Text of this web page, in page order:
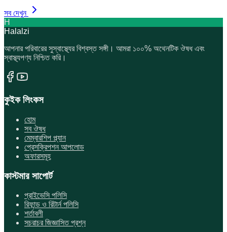
সব দেখুন
H
Halalzi
আপনার পরিবারের সুস্বাস্থ্যের বিশ্বস্ত সঙ্গী। আমরা ১০০% অথেনটিক ঔষধ এবং
স্বাস্থ্যপণ্য নিশ্চিত করি।
কুইক লিংকস
হোম
সব ঔষধ
মেম্বারশিপ প্ল্যান
প্রেসক্রিপশন আপলোড
অফারসমূহ
কাস্টমার সাপোর্ট
প্রাইভেসি পলিসি
রিফান্ড ও রিটার্ন পলিসি
শর্তাবলী
সচরাচর জিজ্ঞাসিত প্রশ্ন